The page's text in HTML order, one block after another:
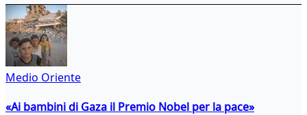
Medio Oriente
«Ai bambini di Gaza il Premio Nobel per la pace»